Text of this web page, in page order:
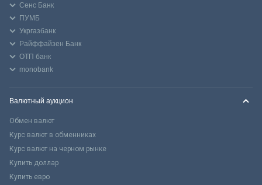
Сенс Банк
ПУМБ
Укргазбанк
Райффайзен Банк
ОТП банк
monobank
Валютный аукцион
Обмен валют
Курс валют в обменниках
Курс валют на черном рынке
Купить доллар
Купить евро